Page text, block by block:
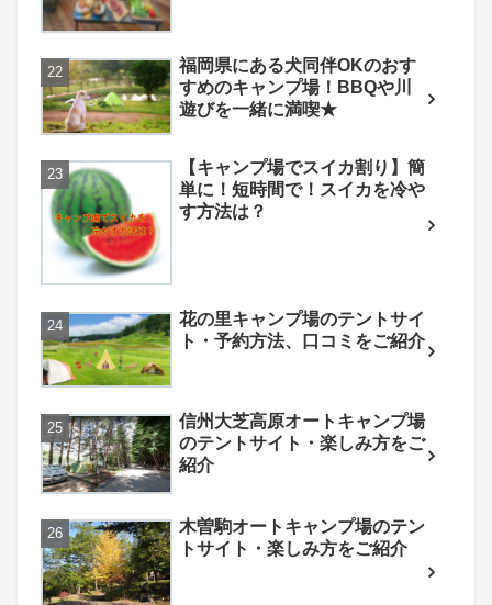
福岡県にある犬同伴OKのおす
すめのキャンプ場！BBQや川
遊びを一緒に満喫★
【キャンプ場でスイカ割り】簡
単に！短時間で！スイカを冷や
す方法は？
花の里キャンプ場のテントサイ
ト・予約方法、口コミをご紹介
信州大芝高原オートキャンプ場
のテントサイト・楽しみ方をご
紹介
木曽駒オートキャンプ場のテン
トサイト・楽しみ方をご紹介